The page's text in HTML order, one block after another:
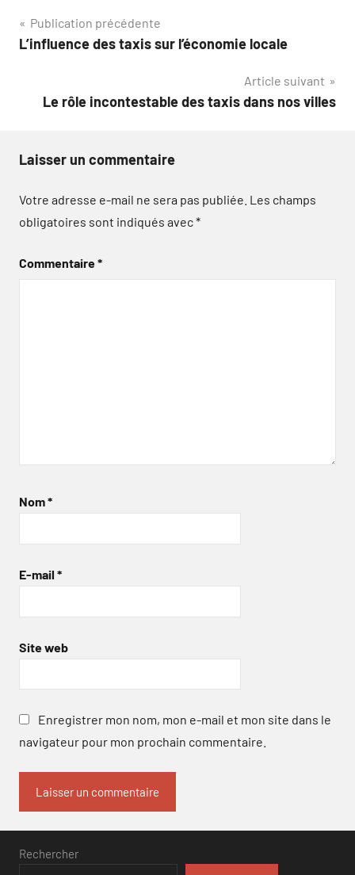
Navigation
de
Publication précédente
L’influence des taxis sur l’économie locale
Article suivant
Le rôle incontestable des taxis dans nos villes
Laisser un commentaire
Votre adresse e-mail ne sera pas publiée. Les champs
obligatoires sont indiqués avec*
Commentaire*
Nom*
E-mail *
Site web
Enregistrer mon nom, mon e-mail et mon site dans le
navigateur pour mon prochain commentaire.
Rechercher